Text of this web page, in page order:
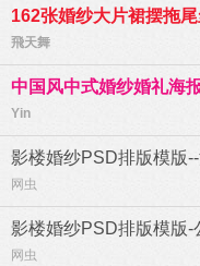
162张婚纱大片裙摆拖
飛天舞
中国风中式婚纱婚礼海
Yin
影楼婚纱PSD排版模版
网虫
影楼婚纱PSD排版模版-
网虫